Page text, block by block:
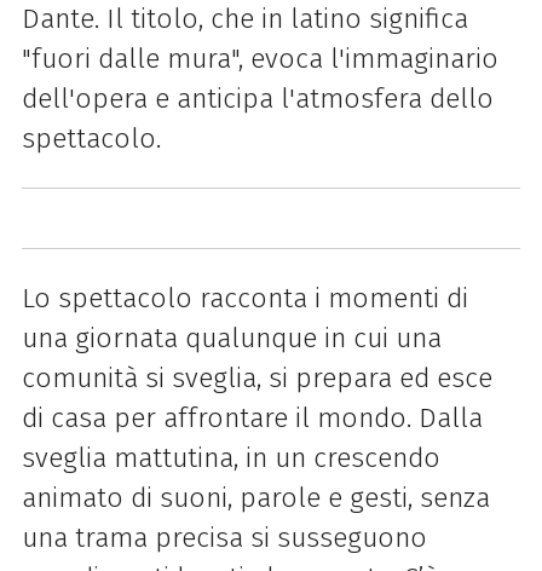
Dante. Il titolo, che in latino significa
"fuori dalle mura", evoca l'immaginario
dell'opera e anticipa l'atmosfera dello
spettacolo.
Lo spettacolo racconta i momenti di
una giornata qualunque in cui una
comunità si sveglia, si prepara ed esce
di casa per affrontare il mondo. Dalla
sveglia mattutina, in un crescendo
animato di suoni, parole e gesti, senza
una trama precisa si susseguono